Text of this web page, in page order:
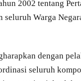
2002 tentang
Warga
dengan
seluruh